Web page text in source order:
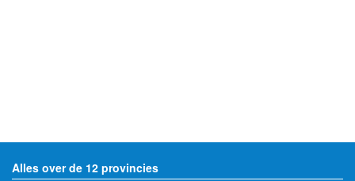
Alles over de 12 provincies